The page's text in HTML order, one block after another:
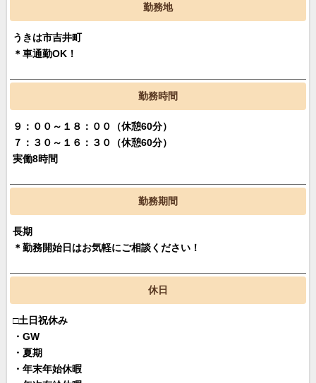
勤務地
うきは市吉井町
＊車通勤OK！
勤務時間
９：００～１８：００（休憩60分）
７：３０～１６：３０（休憩60分）
実働8時間
勤務期間
長期
＊勤務開始日はお気軽にご相談ください！
休日
□土日祝休み
・GW
・夏期
・年末年始休暇